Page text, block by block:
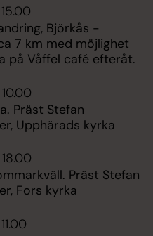
Björkås -
7 km med möjlighet
på Våffel café efteråt.
Präst Stefan
Upphärads kyrka
Präst Stefan
Fors kyrka